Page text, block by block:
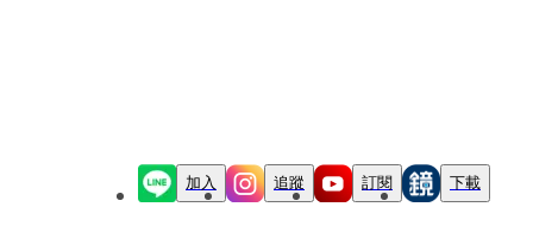
加入 追蹤 訂閱 下載